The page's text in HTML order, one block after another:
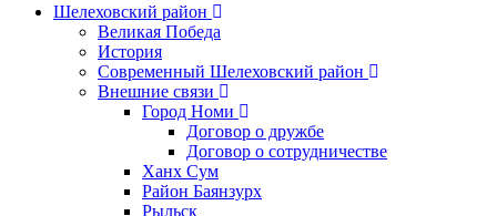
Шелеховский район
Великая Победа
История
Современный Шелеховский район
Внешние связи
Город Номи
Договор о дружбе
Договор о сотрудничестве
Ханх Сум
Район Баянзурх
Рыльск